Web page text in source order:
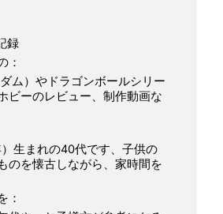
録
：
ム）やドラゴンボールシリー
ビーのレビュー、制作動画な
生まれの40代です、子供の
のを懐古しながら、家時間を
：